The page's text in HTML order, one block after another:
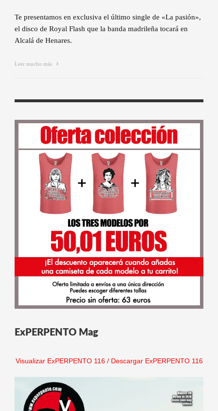
Te presentamos en exclusiva el último single de «La pasión»,
el disco de Royal Flash que la banda madrileña tocará en
Alcalá de Henares.
Leer mucho más
ExPERPENTO Mag
Visualizar ExPERPENTO 116/ Descargar ExPERPENTO 116